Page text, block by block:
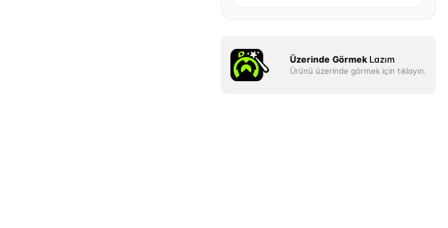
Üzerinde Görmek Lazım
Ürünü üzerinde görmek için tıklayın.